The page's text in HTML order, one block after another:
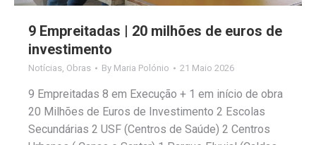
9 Empreitadas | 20 milhões de euros de
investimento
Notícias, Obras By Maria Polónio 21 Maio 2026
9 Empreitadas 8 em Execução + 1 em início de obra
20 Milhões de Euros de Investimento 2 Escolas
Secundárias 2 USF (Centros de Saúde) 2 Centros